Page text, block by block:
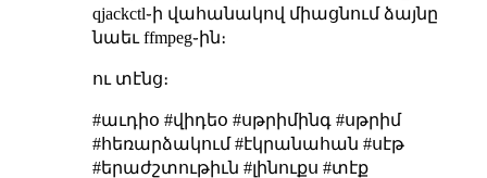
qjackctl֊ի վահանակով միացնում ձայնը
նաեւ ffmpeg֊ին։
ու տէնց։
#աւդիօ #վիդեօ #սթրիմինգ #սթրիմ
#հեռարձակում #էկրանահան #սէթ
#երաժշտութիւն #լինուքս #տէք